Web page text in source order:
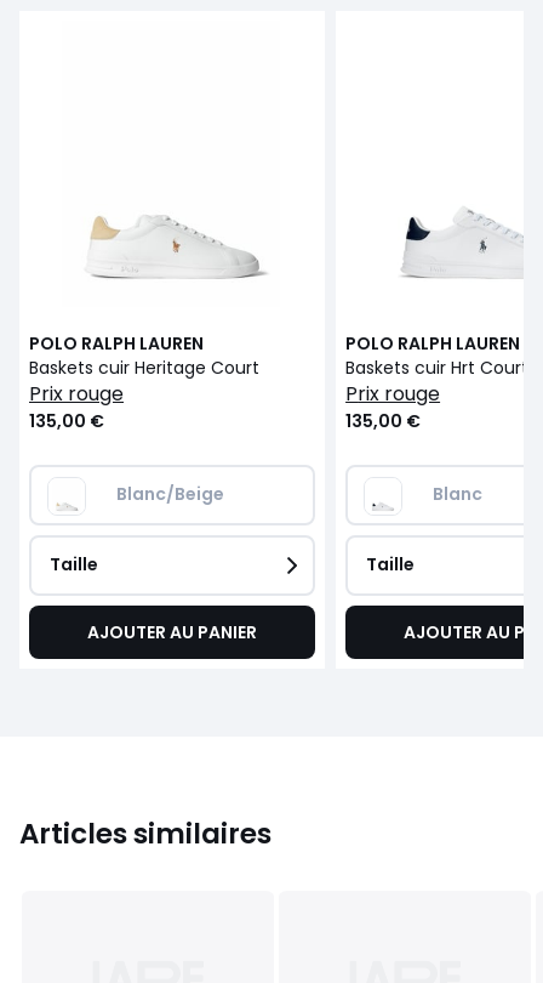
POLO RALPH LAUREN
Baskets cuir Heritage Court
prix rouge
135,00 €
Blanc/Beige
Taille
AJOUTER AU PANIER
POLO RALPH LAUREN
Baskets cuir Hrt Court 2
prix rouge
135,00 €
Blanc
Taille
AJOUTER AU
Articles similaires